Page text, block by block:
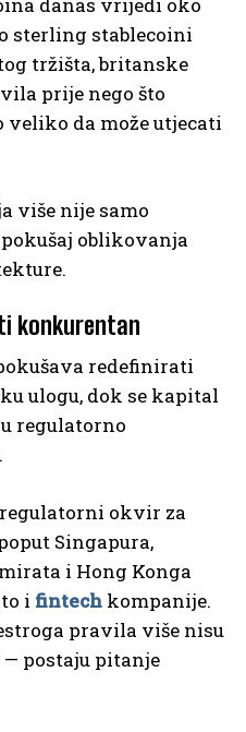
sterling stablecoini
tržišta, britanske
prije nego što
da može utjecati
više nije samo
oblikovanja
konkurentan
redefinirati
ulogu, dok se kapital
regulatorno
okvir za
Singapura,
i Hong Konga
i fintech kompanije.
pravila više nisu
postaju pitanje